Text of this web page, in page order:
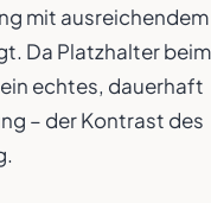
mit ausreichendem
Da Platzhalter beim
echtes, dauerhaft
– der Kontrast des